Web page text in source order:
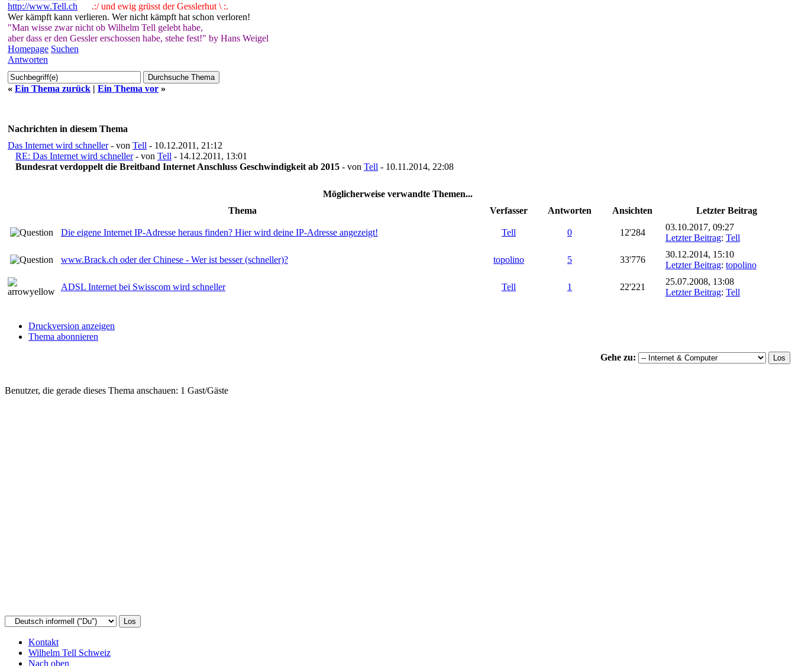
http://www.Tell.ch
.:/ und ewig grüsst der Gesslerhut \ :.
Wer kämpft kann verlieren. Wer nicht kämpft hat schon verloren!
"Man wisse zwar nicht ob Wilhelm Tell gelebt habe,
aber dass er den Gessler erschossen habe, stehe fest!" by Hans Weigel
Homepage Suchen
Antworten
« Ein Thema zurück | Ein Thema vor »
Nachrichten in diesem Thema
Das Internet wird schneller - von Tell - 10.12.2011, 21:12
RE: Das Internet wird schneller - von Tell - 14.12.2011, 13:01
Bundesrat verdoppelt die Breitband Internet Anschluss Geschwindigkeit ab 2015 - von Tell - 10.11.2014, 22:08
Möglicherweise verwandte Themen...
Thema
Verfasser Antworten Ansichten Letzter Beitrag
Die eigene Internet IP-Adresse heraus finden? Hier wird deine IP-Adresse angezeigt! Tell 0 12'284
03.10.2017, 09:27
Letzter Beitrag: Tell
www.Brack.ch oder der Chinese - Wer ist besser (schneller)? topolino 5 33'776
30.12.2014, 15:10
Letzter Beitrag: topolino
ADSL Internet bei Swisscom wird schneller Tell 1 22'221
25.07.2008, 13:08
Letzter Beitrag: Tell
Druckversion anzeigen
Thema abonnieren
Gehe zu:
Benutzer, die gerade dieses Thema anschauen: 1 Gast/Gäste
Kontakt
Wilhelm Tell Schweiz
Nach oben